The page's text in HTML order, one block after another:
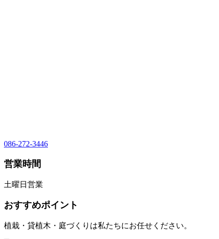
086-272-3446
営業時間
土曜日営業
おすすめポイント
植栽・貸植木・庭づくりは私たちにお任せください。